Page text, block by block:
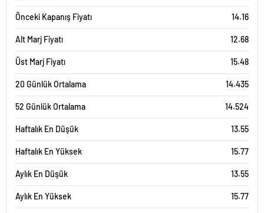
Önceki Kapanış Fiyatı 14.16
Alt Marj Fiyatı 12.68
Üst Marj Fiyatı 15.48
20 Günlük Ortalama 14.435
52 Günlük Ortalama 14.524
Haftalık En Düşük 13.55
Haftalık En Yüksek 15.77
Aylık En Düşük 13.55
Aylık En Yüksek 15.77